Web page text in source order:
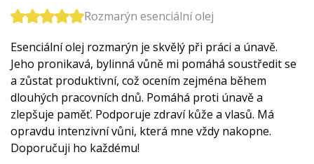
Rozmarýn esenciální olej
Esenciální olej rozmarýn je skvělý při práci a únavě.
Jeho pronikavá, bylinná vůně mi pomáhá soustředit se
a zůstat produktivní, což ocením zejména během
dlouhých pracovních dnů. Pomáhá proti únavě a
zlepšuje paměť. Podporuje zdraví kůže a vlasů. Má
opravdu intenzivní vůni, která mne vždy nakopne.
Doporučuji ho každému!